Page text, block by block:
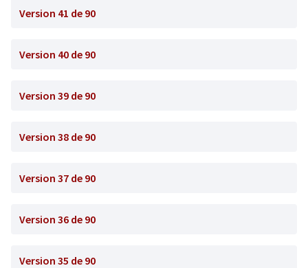
Version 41 de 90
Version 40 de 90
Version 39 de 90
Version 38 de 90
Version 37 de 90
Version 36 de 90
Version 35 de 90